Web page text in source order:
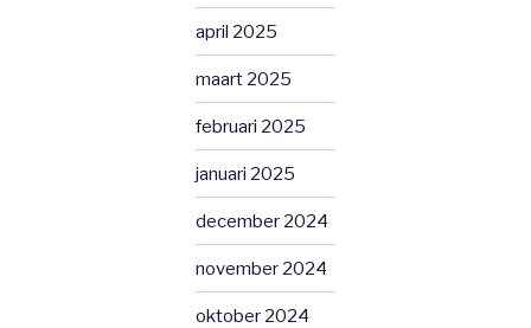
april 2025
maart 2025
februari 2025
januari 2025
december 2024
november 2024
oktober 2024